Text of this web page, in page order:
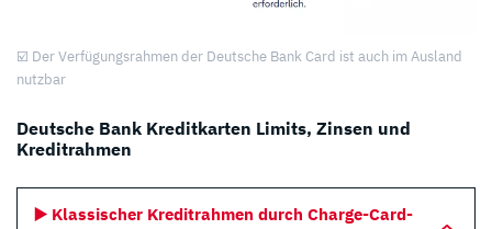
☑️ Der Verfügungsrahmen der Deutsche Bank Card ist auch im Ausland
nutzbar
Deutsche Bank Kreditkarten Limits, Zinsen und
Kreditrahmen
▶️ Klassischer Kreditrahmen durch Charge-Card-